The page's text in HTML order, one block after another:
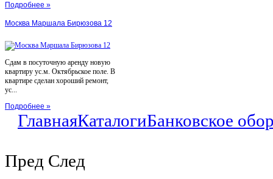
Подробнее »
Москва Маршала Бирюзова 12
Сдам в посуточную аренду новую
квартиру ус.м. Октябрьское поле. В
квартире сделан хороший ремонт,
ус...
Подробнее »
ГлавнаяКаталогиБанковское
Пред След